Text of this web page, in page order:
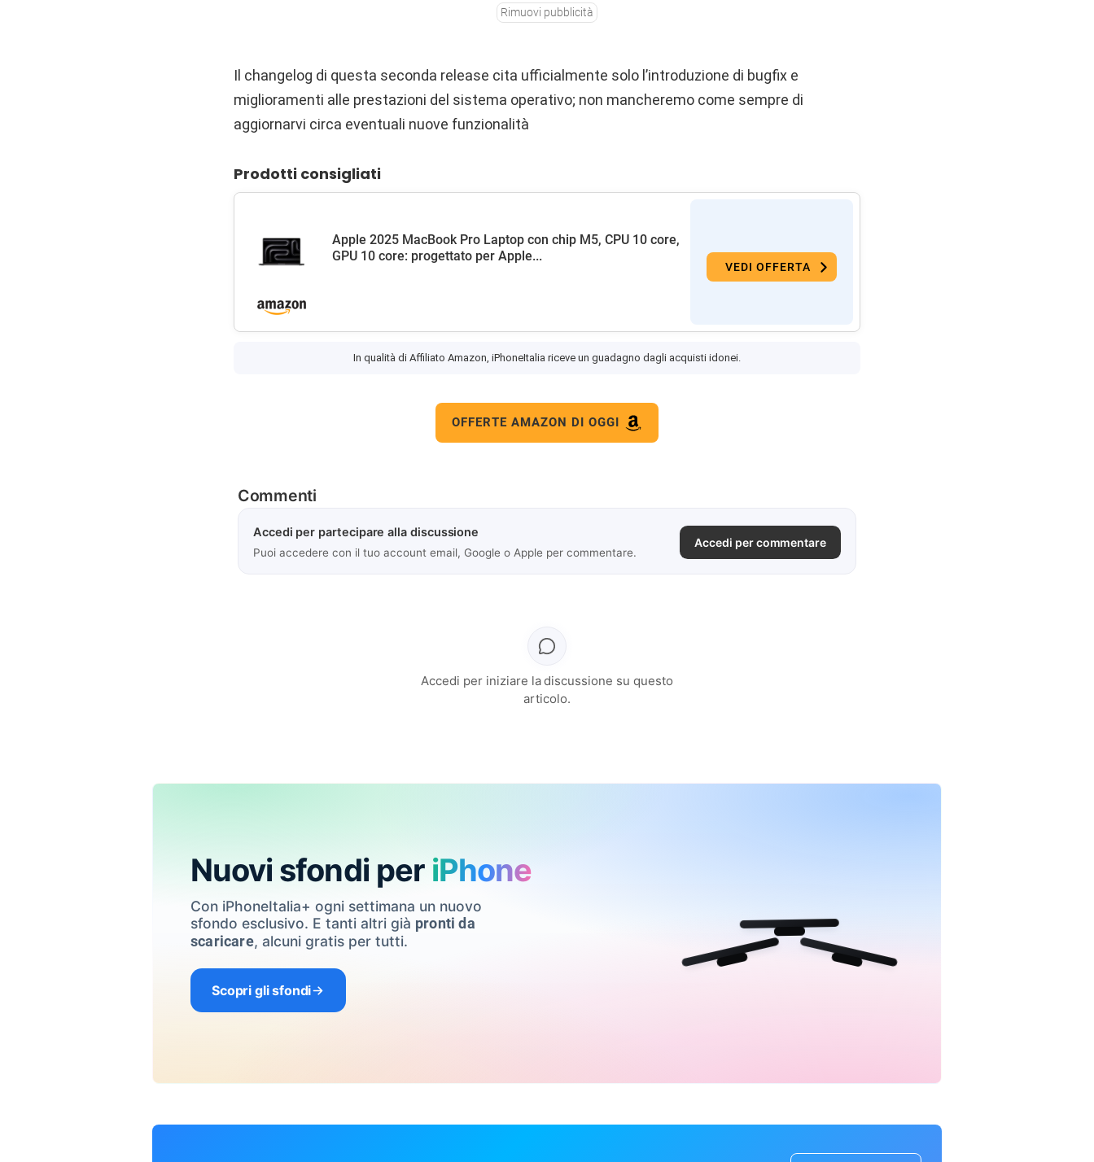
Rimuovi pubblicità
Il changelog di questa seconda release cita ufficialmente solo l’introduzione di bugfix e
miglioramenti alle prestazioni del sistema operativo; non mancheremo come sempre di
aggiornarvi circa eventuali nuove funzionalità
Prodotti consigliati
Apple 2025 MacBook Pro Laptop con chip M5, CPU 10 core,
GPU 10 core: progettato per Apple...
VEDI OFFERTA
In qualità di Affiliato Amazon, iPhoneItalia riceve un guadagno dagli acquisti idonei.
OFFERTE AMAZON DI OGGI
Commenti
Accedi per partecipare alla discussione
Puoi accedere con il tuo account email, Google o Apple per commentare.
Accedi per commentare
Accedi per iniziare la discussione su questo
articolo.
Nuovi sfondi per iPhone
Con iPhoneItalia+ ogni settimana un nuovo
sfondo esclusivo. E tanti altri già pronti da
scaricare, alcuni gratis per tutti.
Scopri gli sfondi